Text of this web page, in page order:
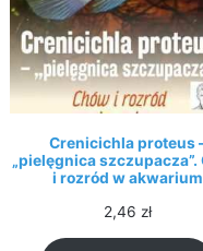
Crenicichla proteus
„pielęgnica szczupacza”.
i rozród w akwarium
2,46 zł